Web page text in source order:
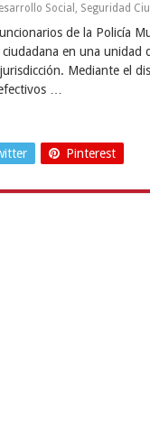
Social Seguridad
de la Policía
en una
Mediante el
…
Pinterest